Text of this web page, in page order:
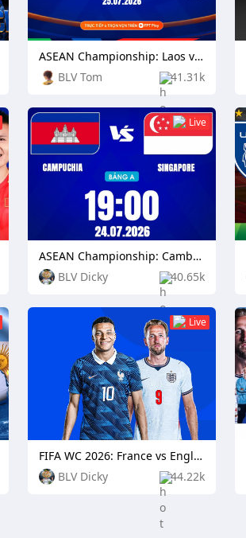
BLV Tom 41.31k
ASEAN Championship: Laos vs Thailand
Live
BLV Dicky 40.65k
ASEAN Championship: Cambodia vs Singapore
Live
BLV Dicky 44.22k
FIFA WC 2026: France vs England